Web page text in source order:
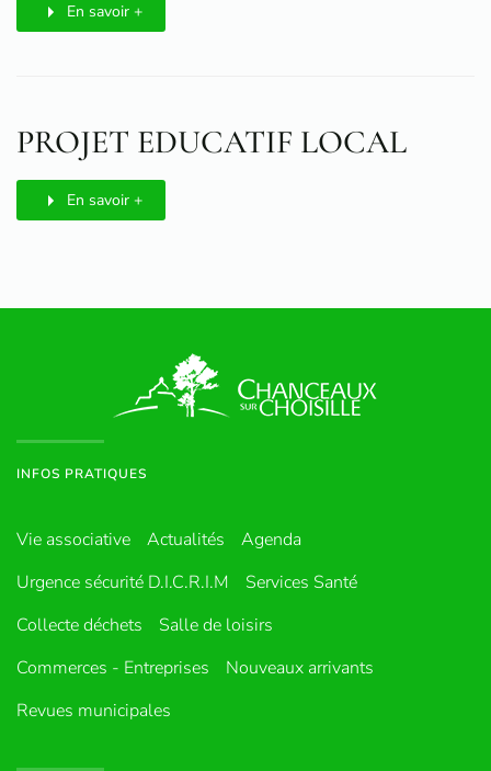
En savoir +
PROJET EDUCATIF LOCAL
En savoir +
INFOS PRATIQUES
Vie associative Actualités
Agenda
Urgence sécurité D.I.C.R.I.M
Services Santé
Collecte déchets
Salle de loisirs
Commerces - Entreprises
Nouveaux arrivants
Revues municipales